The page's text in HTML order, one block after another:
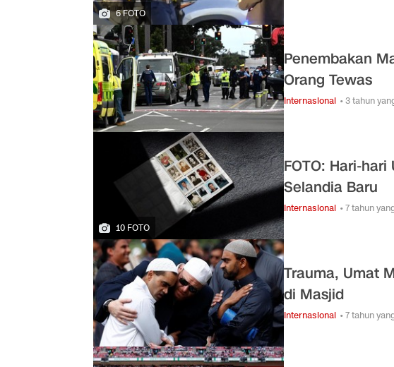
6 FOTO
Penembakan
Orang Tewas
Internasional • 3 tahun
10 FOTO
FOTO: Hari-
Selandia Baru
Internasional • 7 tahun
Trauma, Umat
di Masjid
Internasional • 7 tahun